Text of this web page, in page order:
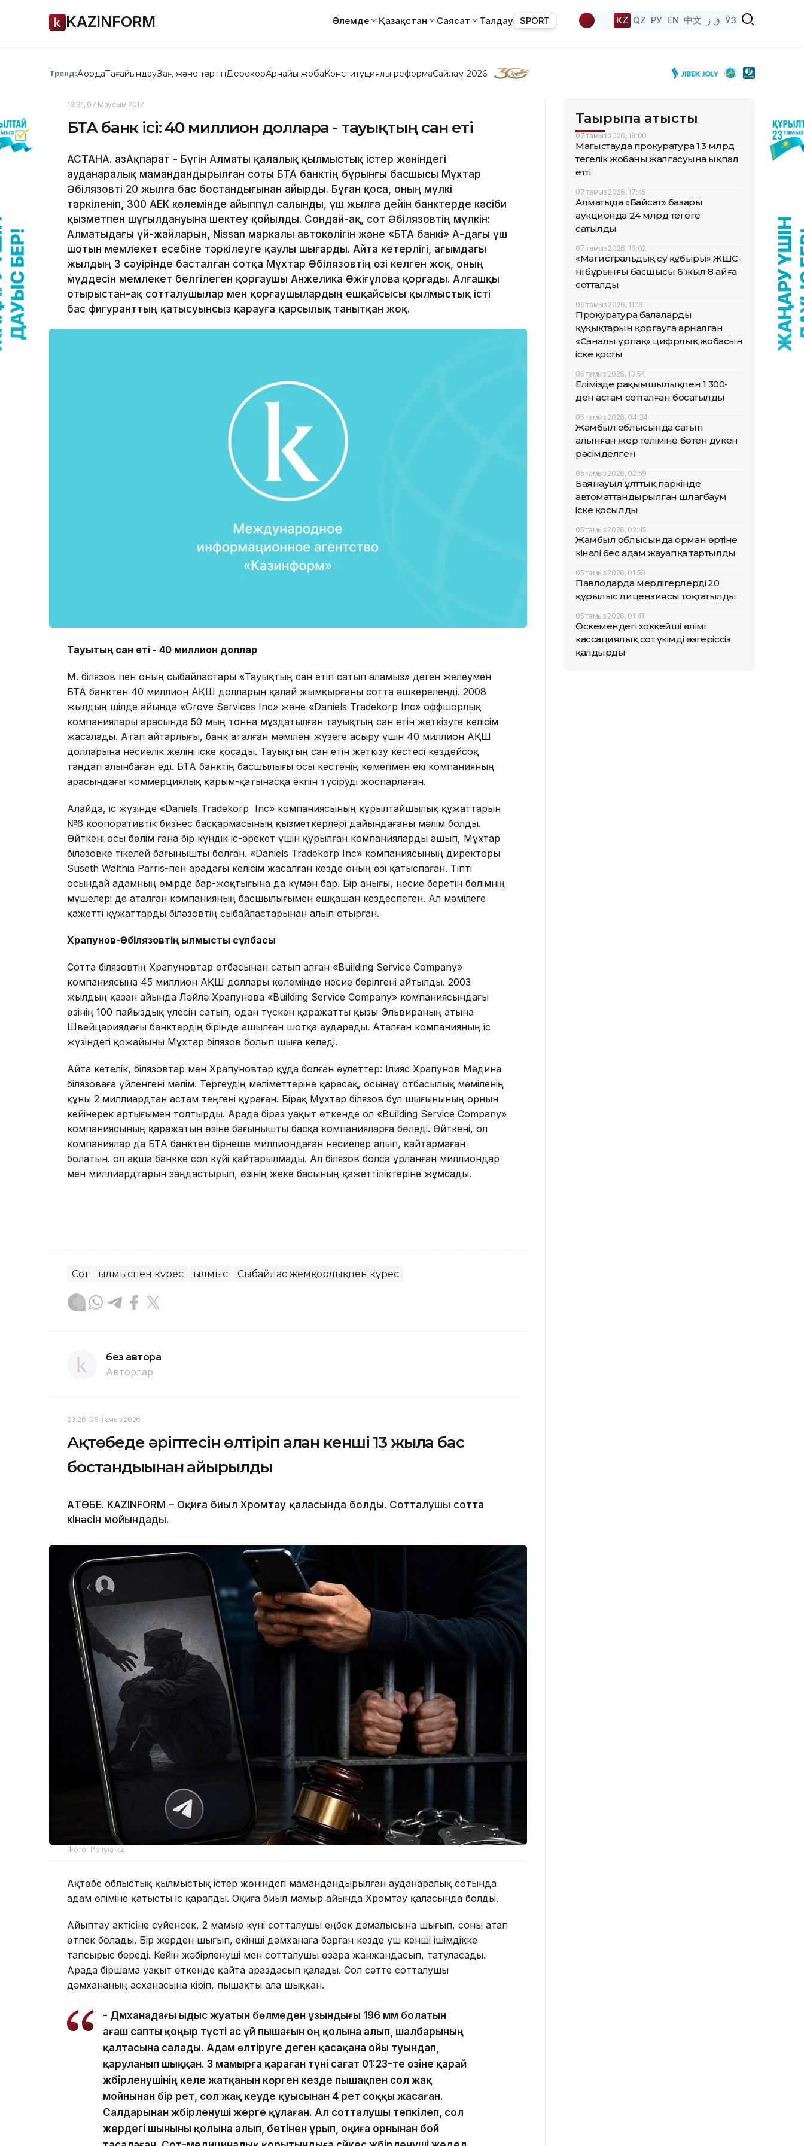
KAZINFORM Әлемде Қазақстан Саясат Талдау SPORT KZ QZ РУ EN 中文 ق ز ЎЗ
Тренд:АқордаТағайындауЗаң және тәртіпДерекқорАрнайы жобаКонституциялық реформаСайлау-2026
13:31, 07 Маусым 2017
БТА банк ісі: 40 миллион долларға - тауықтың сан еті
АСТАНА. ҚазАқпарат - Бүгін Алматы қалалық қылмыстық істер жөніндегі
ауданаралық мамандандырылған соты БТА банктің бұрынғы басшысы Мұхтар
Әбілязовті 20 жылға бас бостандығынан айырды. Бұған қоса, оның мүлкі
тәркіленіп, 300 АЕК көлемінде айыппұл салынды, үш жылға дейін банктерде кәсіби
қызметпен шұғылдануына шектеу қойылды. Сондай-ақ, сот Әбілязовтің мүлкін:
Алматыдағы үй-жайларын, Nissan маркалы автокөлігін және «БТА банкі» АҚ-дағы үш
шотын мемлекет есебіне тәркілеуге қаулы шығарды. Айта кетерлігі, ағымдағы
жылдың 3 сәуірінде басталған сотқа Мұхтар Әбілязовтің өзі келген жоқ, оның
мүддесін мемлекет белгілеген қорғаушы Анжелика Әжіғұлова қорғады. Алғашқы
отырыстан-ақ сотталушылар мен қорғаушылардың ешқайсысы қылмыстық істі
бас фигуранттың қатысуынсыз қарауға қарсылық танытқан жоқ.
Тауықтың сан еті - 40 миллион доллар
М. Әбілязов пен оның сыбайластары «Тауықтың сан етіп сатып аламыз» деген желеумен
БТА банктен 40 миллион АҚШ долларын қалай жымқырғаны сотта әшкереленді. 2008
жылдың шілде айында «Grove Services Inc» және «Daniels Tradekorp Inc» оффшорлық
компаниялары арасында 50 мың тонна мұздатылған тауықтың сан етін жеткізуге келісім
жасалады. Атап айтарлығы, банк аталған мәмілені жүзеге асыру үшін 40 миллион АҚШ
долларына несиелік желіні іске қосады. Тауықтың сан етін жеткізу кестесі кездейсоқ
таңдап алынбаған еді. БТА банктің басшылығы осы кестенің көмегімен екі компанияның
арасындағы коммерциялық қарым-қатынасқа екпін түсіруді жоспарлаған.
Алайда, іс жүзінде «Daniels Tradekorp Inc» компаниясының құрылтайшылық құжаттарын
№6 коопоративтік бизнес басқармасының қызметкерлері дайындағаны мәлім болды.
Өйткені осы бөлім ғана бір күндік іс-әрекет үшін құрылған компанияларды ашып, Мұхтар
Әбіләзовке тікелей бағынышты болған. «Daniels Tradekorp Inc» компаниясының директоры
Suseth Walthia Parris-пен арадағы келісім жасалған кезде оның өзі қатыспаған. Тіпті
осындай адамның өмірде бар-жоқтығына да күмән бар. Бір анығы, несие беретін бөлімнің
мүшелері де аталған компанияның басшылығымен ешқашан кездеспеген. Ал мәмілеге
қажетті құжаттарды Әбіләзовтің сыбайластарынан алып отырған.
Храпунов-Әбілязовтің қылмыстық сұлбасы
Сотта Әбілязовтің Храпуновтар отбасынан сатып алған «Building Service Company»
компаниясына 45 миллион АҚШ доллары көлемінде несие берілгені айтылды. 2003
жылдың қазан айында Ләйлә Храпунова «Building Service Company» компаниясындағы
өзінің 100 пайыздық үлесін сатып, одан түскен қаражатты қызы Эльвираның атына
Швейцариядағы банктердің бірінде ашылған шотқа аударады. Аталған компанияның іс
жүзіндегі қожайыны Мұхтар Әбілязов болып шыға келеді.
Айта кетелік, Әбілязовтар мен Храпуновтар құда болған әулеттер: Ілияс Храпунов Мәдина
Әбілязоваға үйленгені мәлім. Тергеудің мәліметтеріне қарасақ, осынау отбасылық мәміленің
құны 2 миллиардтан астам теңгені құраған. Бірақ Мұхтар Әбілязов бұл шығынының орнын
кейінерек артығымен толтырды. Арада біраз уақыт өткенде ол «Building Service Company»
компаниясының қаражатын өзіне бағынышты басқа компанияларға бөледі. Өйткені, ол
компаниялар да БТА банктен бірнеше миллиондаған несиелер алып, қайтармаған
болатын. ол ақша банкке сол күйі қайтарылмады. Ал Әбілязов болса ұрланған миллиондар
мен миллиардтарын заңдастырып, өзінің жеке басының қажеттіліктеріне жұмсады.
Сот Қылмыспен күрес Қылмыс Сыбайлас жемқорлықпен күрес
без автора
Авторлар
23:26, 08 Тамыз 2026
Ақтөбеде әріптесін өлтіріп алған кенші 13 жылға бас
бостандығынан айырылды
АҚТӨБЕ. KAZINFORM – Оқиға биыл Хромтау қаласында болды. Сотталушы сотта
кінәсін мойындады.
Фото: Polisia.kz
Ақтөбе облыстық қылмыстық істер жөніндегі мамандандырылған ауданаралық сотында
адам өліміне қатысты іс қаралды. Оқиға биыл мамыр айында Хромтау қаласында болды.
Айыптау актісіне сүйенсек, 2 мамыр күні сотталушы еңбек демалысына шығып, соны атап
өтпек болады. Бір жерден шығып, екінші дәмханаға барған кезде үш кенші ішімдікке
тапсырыс береді. Кейін жәбірленуші мен сотталушы өзара жанжандасып, татуласады.
Арада біршама уақыт өткенде қайта араздасып қалады. Сол сәтте сотталушы
дәмхананың асханасына кіріп, пышақты ала шыққан.
- Дәмханадағы ыдыс жуатын бөлмеден ұзындығы 196 мм болатын
ағаш сапты қоңыр түсті ас үй пышағын оң қолына алып, шалбарының
қалтасына салады. Адам өлтіруге деген қасақана ойы туындап,
қаруланып шыққан. 3 мамырға қараған түні сағат 01:23-те өзіне қарай
жәбірленушінің келе жатқанын көрген кезде пышақпен сол жақ
мойнынан бір рет, сол жақ кеуде қуысынан 4 рет соққы жасаған.
Салдарынан жәбірленуші жерге құлаған. Ал сотталушы тепкілеп, сол
жердегі шыныны қолына алып, бетінен ұрып, оқиға орнынан бой
Тақырыпқа қатысты
07 тамыз 2026, 18:00
Маңғыстауда прокуратура 1,3 млрд
теңгелік жобаның жалғасуына ықпал
етті
07 тамыз 2026, 17:45
Алматыда «Байсат» базары
аукционда 24 млрд теңгеге
сатылды
07 тамыз 2026, 16:02
«Магистральдық су құбыры» ЖШС-
нің бұрынғы басшысы 6 жыл 8 айға
сотталды
06 тамыз 2026, 11:16
Прокуратура балалардың
құқықтарын қорғауға арналған
«Саналы ұрпақ» цифрлық жобасын
іске қосты
05 тамыз 2026, 13:54
Елімізде рақымшылықпен 1 300-
ден астам сотталған босатылды
05 тамыз 2026, 04:34
Жамбыл облысында сатып
алынған жер теліміне бөтен дүкен
рәсімделген
05 тамыз 2026, 02:59
Баянауыл ұлттық паркінде
автоматтандырылған шлагбаум
іске қосылды
05 тамыз 2026, 02:45
Жамбыл облысында орман өртіне
кінәлі бес адам жауапқа тартылды
05 тамыз 2026, 01:59
Павлодарда мердігерлердің 20
құрылыс лицензиясы тоқтатылды
05 тамыз 2026, 01:41
Өскемендегі хоккейші өлімі:
кассациялық сот үкімді өзгеріссіз
қалдырды